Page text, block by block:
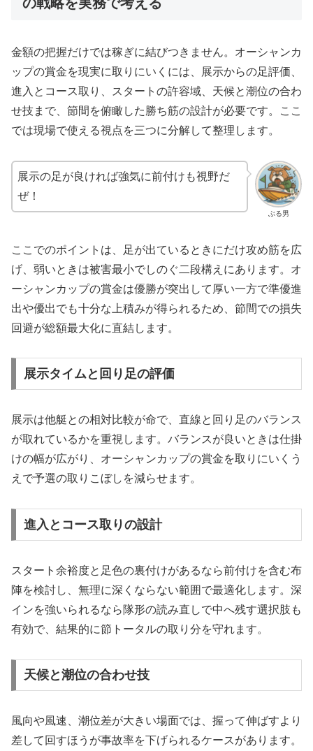
金額の把握だけでは稼ぎに結びつきません。オーシャンカ
ップの賞金を現実に取りにいくには、展示からの足評価、
進入とコース取り、スタートの許容域、天候と潮位の合わ
せ技まで、節間を俯瞰した勝ち筋の設計が必要です。ここ
では現場で使える視点を三つに分解して整理します。
ぶる男
展示の足が良ければ強気に前付けも視野だ
ぜ！
ここでのポイントは、足が出ているときにだけ攻め筋を広
げ、弱いときは被害最小でしのぐ二段構えにあります。オ
ーシャンカップの賞金は優勝が突出して厚い一方で準優進
出や優出でも十分な上積みが得られるため、節間での損失
回避が総額最大化に直結します。
展示タイムと回り足の評価
展示は他艇との相対比較が命で、直線と回り足のバランス
が取れているかを重視します。バランスが良いときは仕掛
けの幅が広がり、オーシャンカップの賞金を取りにいくう
えで予選の取りこぼしを減らせます。
進入とコース取りの設計
スタート余裕度と足色の裏付けがあるなら前付けを含む布
陣を検討し、無理に深くならない範囲で最適化します。深
インを強いられるなら隊形の読み直しで中へ残す選択肢も
有効で、結果的に節トータルの取り分を守れます。
天候と潮位の合わせ技
風向や風速、潮位差が大きい場面では、握って伸ばすより
差して回すほうが事故率を下げられるケースがあります。